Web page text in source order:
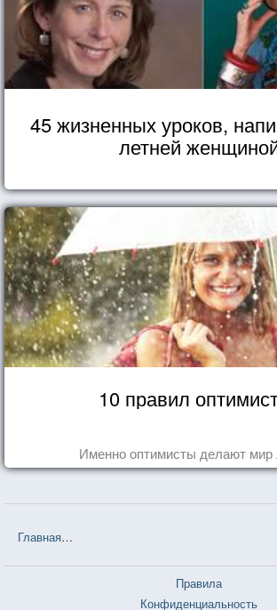
45 жизненных уроков,
летней
10 правил
Именно оптимисты делают
Главная
Правила
Конфиденциальность